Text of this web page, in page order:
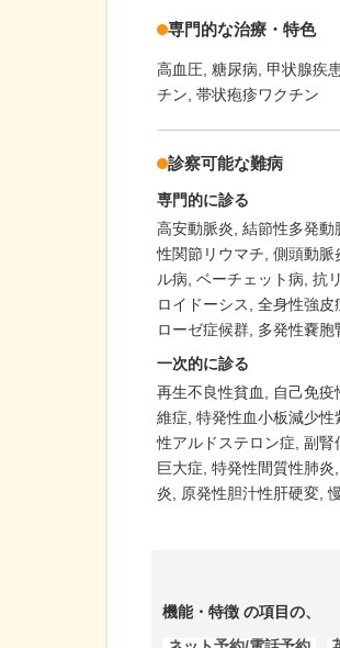
専門的な治療・特色
高血圧 糖尿病 甲状腺疾
チン 帯状疱疹ワクチン
診察可能な難病
専門的に診る
高安動脈炎 結節性多発動
性関節リウマチ 側頭動脈
ル病 ベーチェット病 抗
ロイドーシス
全身性強皮
ローゼ症候群 多発性嚢胞
一次的に診る
再生不良性貧血
自己免疫
維症 特発性血小板減少性
性アルドステロン症 副腎
巨大症 特発性間質性肺炎
炎
原発性胆汁性肝硬変
機能・特徴 の項目の、